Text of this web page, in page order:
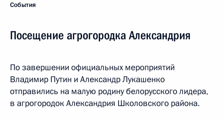
События
Посещение агрогородка Александрия
По завершении официальных мероприятий
Владимир Путин и Александр Лукашенко
отправились на малую родину белорусского лидера,
в агрогородок Александрия Школовского района.